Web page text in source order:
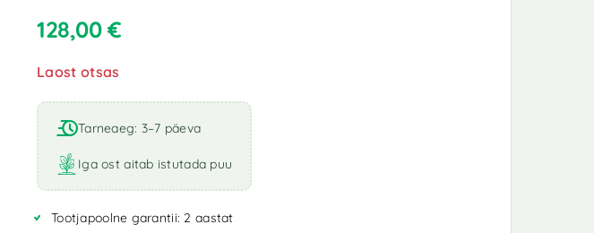
128,00€
Laost otsas
Tarneaeg: 3–7 päeva
Iga ost aitab istutada puu
Tootjapoolne garantii: 2 aastat